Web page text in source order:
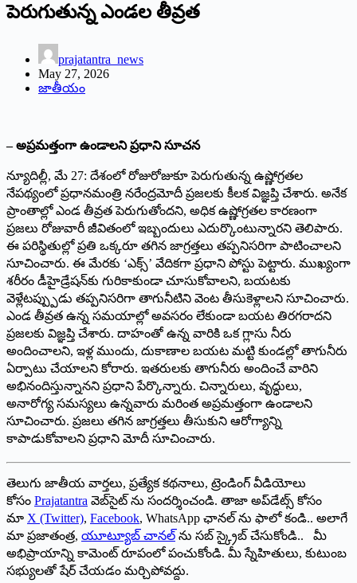
పెరుగుతున్న ఎండల తీవ్రత
prajatantra_news
May 27, 2026
జాతీయం
– అప్రమత్తంగా ఉండాలని ప్రధాని సూచన
న్యూదిల్లీ, మే 27: దేశంలో రోజురోజుకూ పెరుగుతున్న ఉష్ణోగ్రతల
నేపథ్యంలో ప్రధానమంత్రి నరేంద్రమోదీ ప్రజలకు కీలక విజ్ఞప్తి చేశారు. అనేక
ప్రాంతాల్లో ఎండ తీవ్రత పెరుగుతోందని, అధిక ఉష్ణోగ్రతల కారణంగా
ప్రజలు రోజువారీ జీవితంలో ఇబ్బందులు ఎదుర్కొంటున్నారని తెలిపారు.
ఈ పరిస్థితుల్లో ప్రతి ఒక్కరూ తగిన జాగ్రత్తలు తప్పనిసరిగా పాటించాలని
సూచించారు. ఈ మేరకు ‘ఎక్స్‌’ వేదికగా ప్రధాని పోస్టు పెట్టారు. ముఖ్యంగా
శరీరం డీహైడ్రేషన్‌కు గురికాకుండా చూసుకోవాలని, బయటకు
వెళ్లేటప్ప్పుడు తప్పనిసరిగా తాగునీటిని వెంట తీసుకెళ్లాలని సూచించారు.
ఎండ తీవ్రత ఉన్న సమయాల్లో అవసరం లేకుండా బయట తిరగరాదని
ప్రజలకు విజ్ఞప్తి చేశారు. దాహంతో ఉన్న వారికి ఒక గ్లాసు నీరు
అందించాలని, ఇళ్ల ముందు, దుకాణాల బయట మట్టి కుండల్లో తాగునీరు
ఏర్పాటు చేయాలని కోరారు. ఇతరులకు తాగునీరు అందించే వారిని
అభినందిస్తున్నానని ప్రధాని పేర్కొన్నారు. చిన్నారులు, వృద్ధులు,
అనారోగ్య సమస్యలు ఉన్నవారు మరింత అప్రమత్తంగా ఉండాలని
సూచించారు. ప్రజలు తగిన జాగ్రత్తలు తీసుకుని ఆరోగ్యాన్ని
కాపాడుకోవాలని ప్రధాని మోదీ సూచించారు.
తెలుగు జాతీయ వార్తలు, ప్రత్యేక కథనాలు, ట్రెండింగ్ వీడియోలు
కోసం Prajatantra వెబ్‌సైట్ ను సందర్శించండి. తాజా అప్‌డేట్స్ కోసం
మా X (Twitter), Facebook, WhatsApp ఛానల్ ను ఫాలో కండి.. అలాగే
మా ప్రజాతంత్ర, యూట్యూబ్ చానల్ ను సబ్ స్క్రైబ్ చేసుకోండి.. మీ
అభిప్రాయాన్ని కామెంట్ రూపంలో పంచుకోండి. మీ స్నేహితులు, కుటుంబ
సభ్యులతో షేర్ చేయడం మర్చిపోవద్దు.